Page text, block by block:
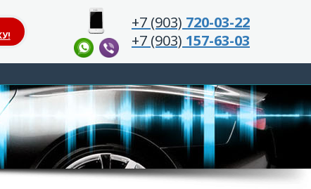
+7 (903) 720-03-22
+7 (903) 157-63-03